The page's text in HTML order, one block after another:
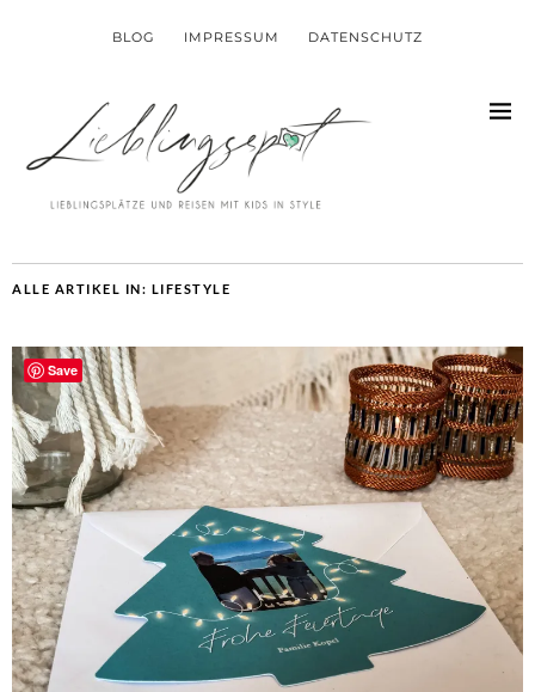
BLOG IMPRESSUM DATENSCHUTZ
ALLE ARTIKEL IN: LIFESTYLE
Save